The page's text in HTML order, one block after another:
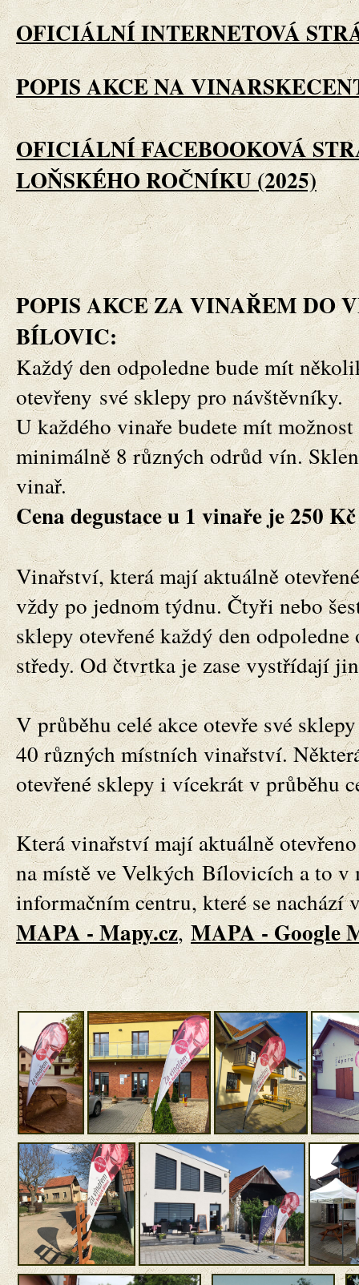
OFICIÁLNÍ INTERNETOVÁ
POPIS AKCE NA
OFICIÁLNÍ FACEBOOKOVÁ
LOŇSKÉHO ROČNÍKU (2025)
POPIS AKCE ZA VINAŘEM DO
BÍLOVIC:
Každý den odpoledne bude mít
otevřenysvé sklepy pro návštěvníky.
U každého vinaře budete mít možnost
minimálně 8 různých odrůd vín.
vinař.
Cena degustace u 1 vinaře je 250
Vinařství, která mají aktuálně
vždy po jednom týdnu. Čtyři nebo
sklepy otevřené každý den
středy. Od čtvrtka je zase vystřídají
V průběhu celé akce otevře své
40 různých místních vinařství.
otevřené sklepy i vícekrát v průběhu
Která vinařství mají aktuálně
na místě ve VelkýchBílovicích a to v
informačním centru, které se nachází
MAPA - Mapy.cz,MAPA - Google